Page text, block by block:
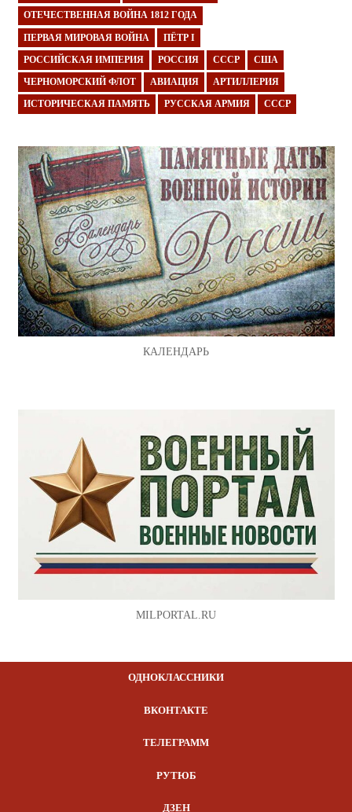
ОТЕЧЕСТВЕННАЯ ВОЙНА 1812 ГОДА
ПЕРВАЯ МИРОВАЯ ВОЙНА ПЁТР I
РОССИЙСКАЯ ИМПЕРИЯ РОССИЯ СССР США
ЧЕРНОМОРСКИЙ ФЛОТ АВИАЦИЯ АРТИЛЛЕРИЯ
ИСТОРИЧЕСКАЯ ПАМЯТЬ РУССКАЯ АРМИЯ СССР
КАЛЕНДАРЬ
MILPORTAL.RU
ОДНОКЛАССНИКИ
ВКОНТАКТЕ
ТЕЛЕГРАММ
РУТЮБ
ДЗЕН